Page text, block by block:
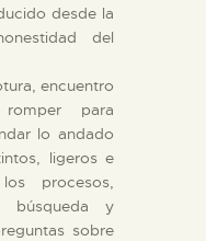
desde la
del
encuentro
para
lo andado
ligeros e
procesos,
búsqueda y
sobre